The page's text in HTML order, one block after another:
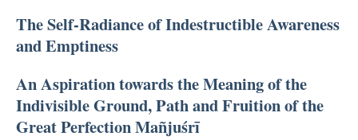
The Self-Radiance of Indestructible Awareness
and Emptiness
An Aspiration towards the Meaning of the
Indivisible Ground, Path and Fruition of the
Great Perfection Mañjuśrī